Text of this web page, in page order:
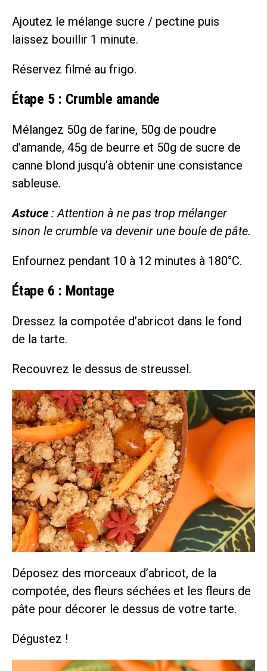
Ajoutez le mélange sucre / pectine puis
laissez bouillir 1 minute.
Réservez filmé au frigo.
Étape 5 : Crumble amande
Mélangez 50g de farine, 50g de poudre
d’amande, 45g de beurre et 50g de sucre de
canne blond jusqu’à obtenir une consistance
sableuse.
Astuce : Attention à ne pas trop mélanger
sinon le crumble va devenir une boule de pâte.
Enfournez pendant 10 à 12 minutes à 180°C.
Étape 6 : Montage
Dressez la compotée d’abricot dans le fond
de la tarte.
Recouvrez le dessus de streussel.
Déposez des morceaux d’abricot, de la
compotée, des fleurs séchées et les fleurs de
pâte pour décorer le dessus de votre tarte.
Dégustez !